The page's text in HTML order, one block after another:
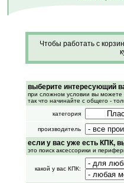
Чтобы работать с
выберите интересующий
при сложном условии вы можете
так что начинайте с общего -
категория
производитель
если у вас уже есть КПК,
это поиск аксессорики и
какой у вас КПК: